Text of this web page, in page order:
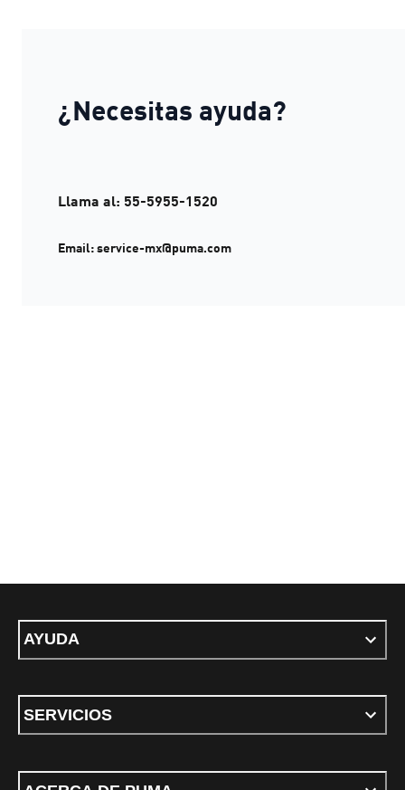
¿Necesitas ayuda?
Llama al: 55-5955-1520
Email: service-mx@puma.com
AYUDA
SERVICIOS